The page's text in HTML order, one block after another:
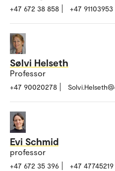
+47 672 38 858 +47 91103953
Sølvi Helseth
Professor
+47 90020278
Evi Schmid
professor
+47 672 35 396 +47 47745219